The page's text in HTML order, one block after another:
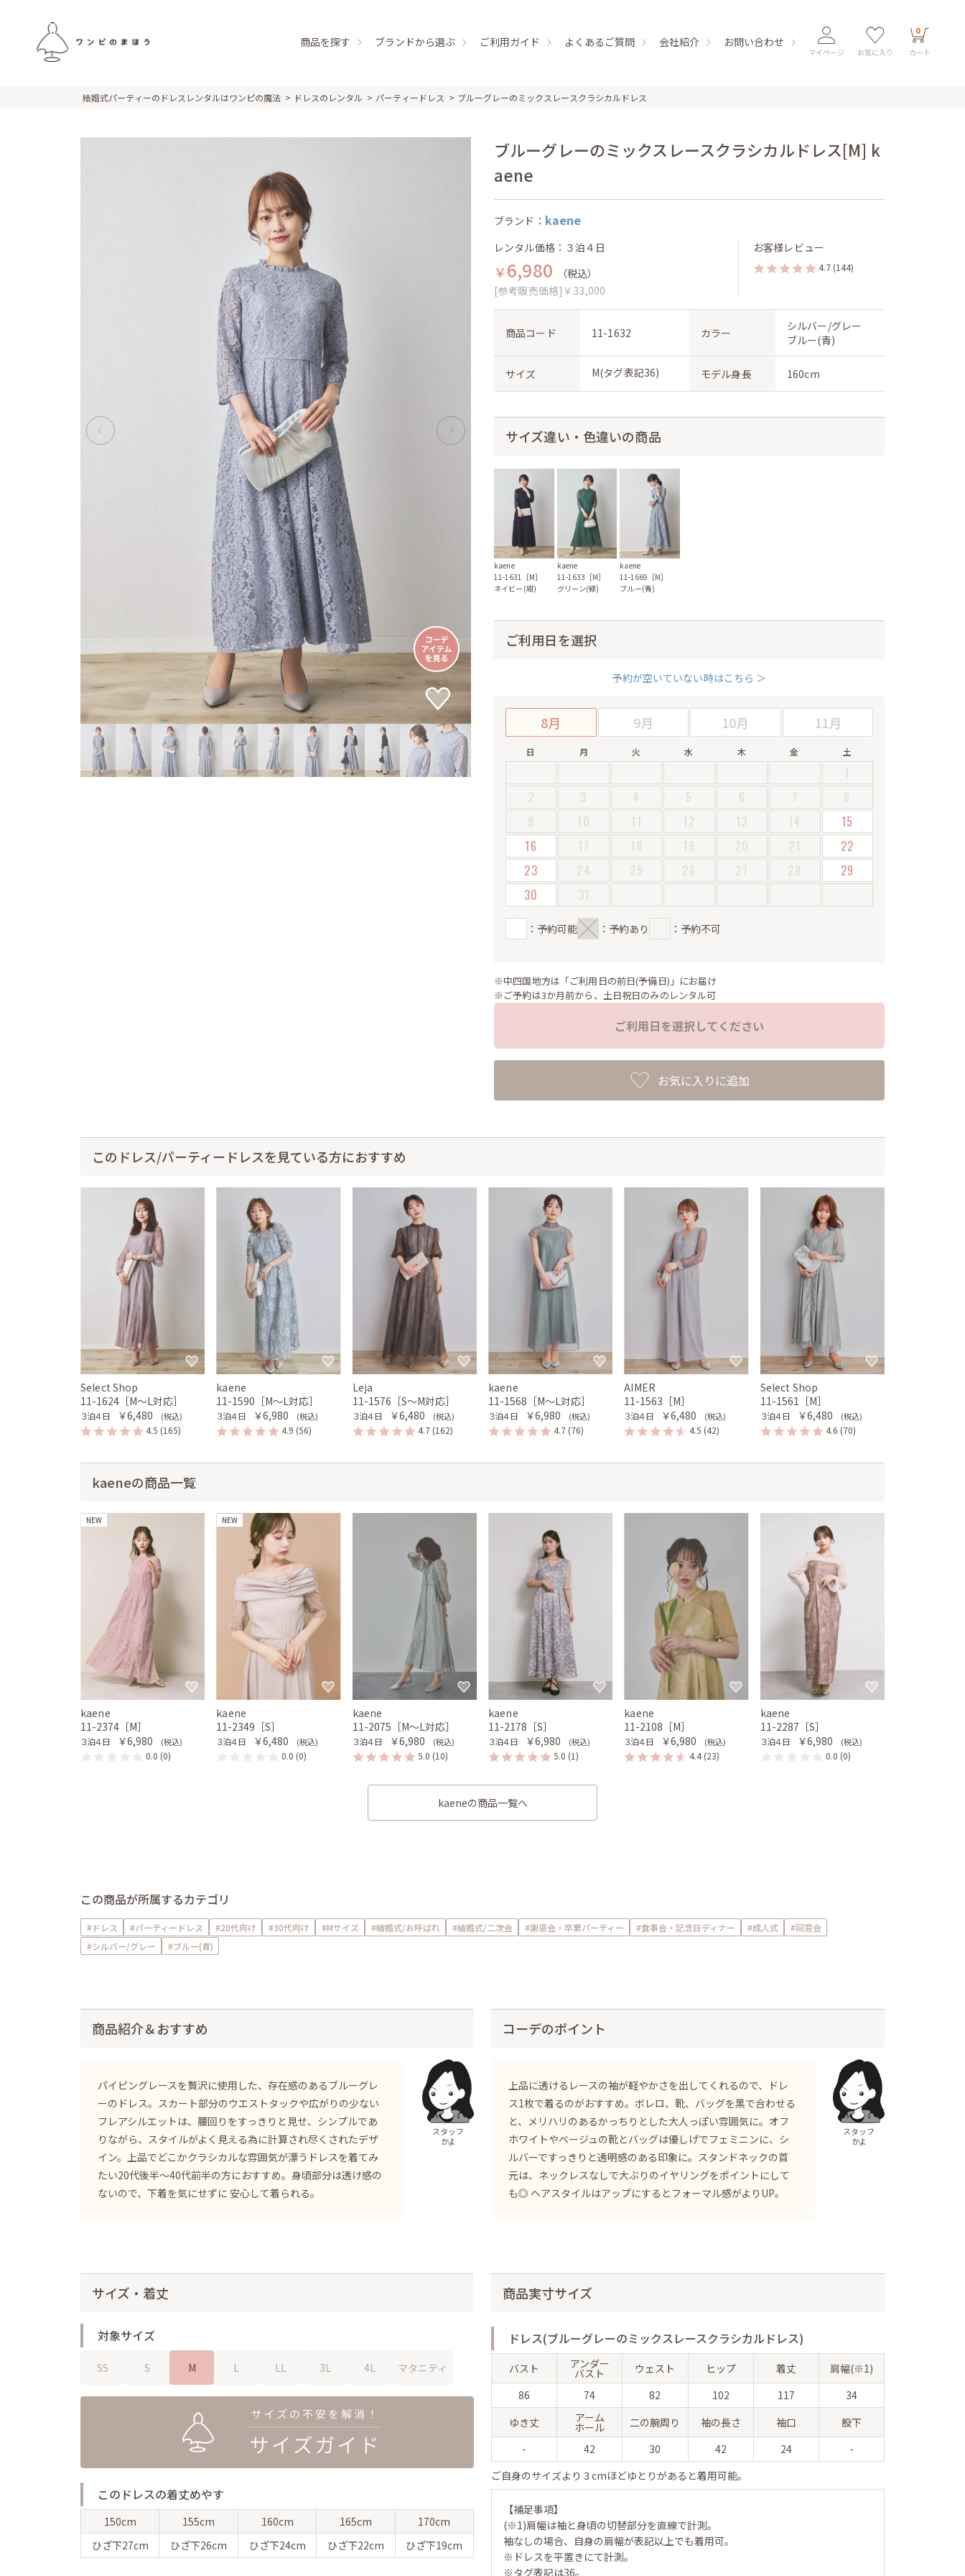
商品を探す ブランドから選ぶ ご利用ガイド よくあるご質問 会社紹介 お問い合わせ
マイページ お気に入り
0
カート
結婚式パーティーのドレスレンタルはワンピの魔法 ドレスのレンタル パーティードレス ブルーグレーのミックスレースクラシカルドレス
ブルーグレーのミックスレースクラシカルドレス[M] k
aene
ブランド： kaene
レンタル価格：３泊４日
￥6,980
（税込）
[参考販売価格]￥33,000
お客様レビュー
4.7 (144)
商品コード 11-1632 カラー
シルバー/グレー
ブルー(青)
サイズ M(タグ表記36) モデル身長 160cm
サイズ違い・色違いの商品
kaene
11-1631［M］
ネイビー(紺)
kaene
11-1633［M］
グリーン(緑)
kaene
11-1669［M］
ブルー(青)
ご利用日を選択
予約が空いていない時はこちら ＞
8月 9月 10月 11月
日 月 火 水 木 金 土
1
2
3 4 5 6 7
8
9
10 11 12 13 14
15
16
17 18 19 20 21
22
23
24 25 26 27 28
29
30
31
：予約可能 ：予約あり ：予約不可
※中四国地方は「ご利用日の前日(予備日)」にお届け
※ご予約は3か月前から、土日祝日のみのレンタル可
ご利用日を選択してください
お気に入りに追加
このドレス/パーティードレスを見ている方におすすめ
Select Shop
11-1624［M〜L対応］
３泊４日 ￥6,480 (税込)
4.5 (165)
kaene
11-1590［M〜L対応］
３泊４日 ￥6,980 (税込)
4.9 (56)
Leja
11-1576［S〜M対応］
３泊４日 ￥6,480 (税込)
4.7 (162)
kaene
11-1568［M〜L対応］
３泊４日 ￥6,980 (税込)
4.7 (76)
AIMER
11-1563［M］
３泊４日 ￥6,480 (税込)
4.5 (42)
Select Shop
11-1561［M］
３泊４日 ￥6,480 (税込)
4.6 (70)
kaeneの商品一覧
NEW
kaene
11-2374［M］
３泊４日 ￥6,980 (税込)
0.0 (0)
NEW
kaene
11-2349［S］
３泊４日 ￥6,480 (税込)
0.0 (0)
kaene
11-2075［M〜L対応］
３泊４日 ￥6,980 (税込)
5.0 (10)
kaene
11-2178［S］
３泊４日 ￥6,980 (税込)
5.0 (1)
kaene
11-2108［M］
３泊４日 ￥6,980 (税込)
4.4 (23)
kaene
11-2287［S］
３泊４日 ￥6,980 (税込)
0.0 (0)
kaeneの商品一覧へ
この商品が所属するカテゴリ
#ドレス #パーティードレス #20代向け #30代向け #Mサイズ #結婚式/お呼ばれ #結婚式/二次会 #謝恩会・卒業パーティー #食事会・記念日ディナー #成人式
#同窓会
#シルバー/グレー
#ブルー(青)
商品紹介＆おすすめ
パイピングレースを贅沢に使用した、存在感のあるブルーグレ
ーのドレス。スカート部分のウエストタックや広がりの少ない
フレアシルエットは、腰回りをすっきりと見せ、シンプルであ
りながら、スタイルがよく見える為に計算され尽くされたデザ
イン。上品でどこかクラシカルな雰囲気が漂うドレスを着てみ
たい20代後半〜40代前半の方におすすめ。身頃部分は透け感の
ないので、下着を気にせずに 安心して着られる。
スタッフ
かよ
コーデのポイント
上品に透けるレースの袖が軽やかさを出してくれるので、ドレ
ス1枚で着るのがおすすめ。ボレロ、靴、バッグを黒で合わせる
と、メリハリのあるかっちりとした大人っぽい雰囲気に。オフ
ホワイトやベージュの靴とバッグは優しげでフェミニンに、シ
ルバーですっきりと透明感のある印象に。スタンドネックの首
元は、ネックレスなしで大ぶりのイヤリングをポイントにして
も◎ ヘアスタイルはアップにするとフォーマル感がよりUP。
スタッフ
かよ
サイズ・着丈
対象サイズ
SS S M L LL 3L 4L マタニティ
このドレスの着丈めやす
150cm 155cm 160cm 165cm
170cm
ひざ下27cm ひざ下26cm ひざ下24cm ひざ下22cm ひざ下19cm
商品実寸サイズ
ドレス(ブルーグレーのミックスレースクラシカルドレス)
バスト アンダー
バスト ウェスト ヒップ 着丈
肩幅(※1)
86
74 82 102 117
34
ゆき丈
アーム
ホール 二の腕周り 袖の長さ 袖口
股下
-
42 30 42 24
-
ご自身のサイズより３cmほどゆとりがあると着用可能。
【補足事項】
(※1)肩幅は袖と身頃の切替部分を直線で計測。
袖なしの場合、自身の肩幅が表記以上でも着用可。
※ドレスを平置きにて計測。
※タグ表記は36。